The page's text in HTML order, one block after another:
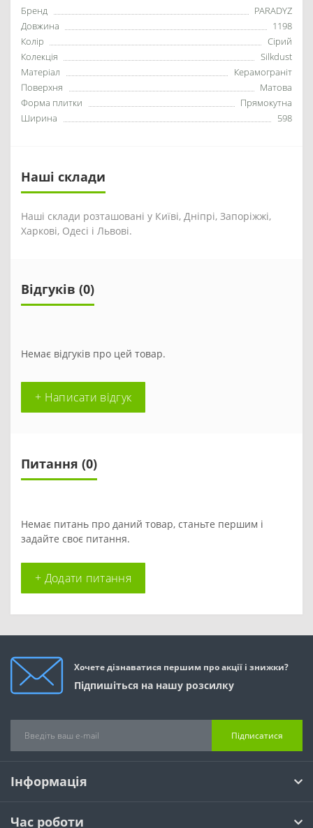
Бренд
PARADYZ
Довжина
1198
Колір
Сірий
Колекція
Silkdust
Матеріал
Керамограніт
Поверхня
Матова
Форма плитки
Прямокутна
Ширина
598
Наші склади
Наші склади розташовані у Київі, Дніпрі, Запоріжжі,
Харкові, Одесі і Львові.
Відгуків (0)
Немає відгуків про цей товар.
+ Написати відгук
Питання (0)
Немає питань про даний товар, станьте першим і
задайте своє питання.
+ Додати питання
Хочете дізнаватися першим про акції і знижки?
Підпишіться на нашу розсилку
Підписатися
Інформація
Час роботи